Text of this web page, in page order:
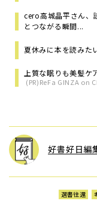
cero高城晶平さん、
とつながる瞬間...
夏休みに本を読み
上質な眠りも美髪ケ
(PR)ReFa GINZA on
好書好日編
選書往還